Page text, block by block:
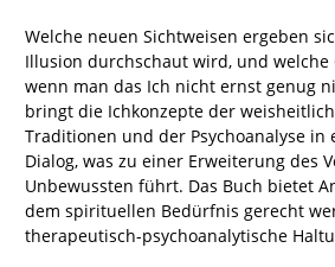
Welche neuen Sichtweisen ergeben
Illusion durchschaut wird, und welche
wenn man das Ich nicht ernst genug
bringt die Ichkonzepte der
Traditionen und der Psychoanalyse
Dialog, was zu einer Erweiterung des
Unbewussten führt. Das Buch bietet
dem spirituellen Bedürfnis gerecht
therapeutisch-psychoanalytische